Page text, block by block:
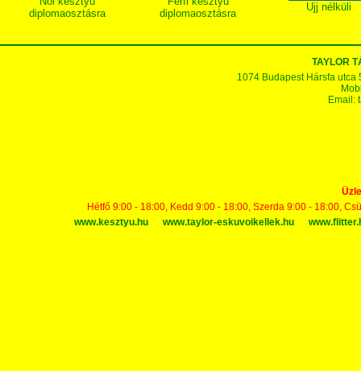
diplomaosztásra
diplomaosztásra
Ujj nélküli
TAYLOR
1074 Budapest Hársfa utca
Email:
Hétfő 9:00 - 18:00, Kedd 9:00 - 18:00, Szerda 9:00 - 18:00,
www.kesztyu.hu
www.taylor-eskuvoikellek.hu